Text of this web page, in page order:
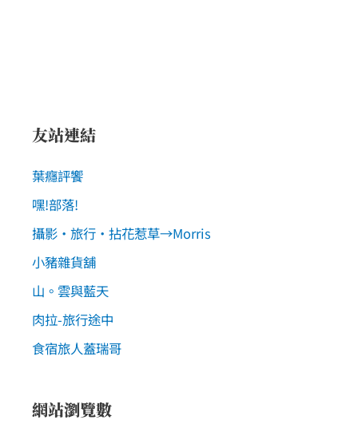
友站連結
葉癮評饗
嘿!部落!
攝影‧旅行‧拈花惹草→Morris
小豬雜貨舖
山。雲與藍天
肉拉-旅行途中
食宿旅人蓋瑞哥
網站瀏覽數